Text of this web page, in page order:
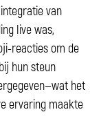
van
live was,
reacties om de
hun steun
het
ervaring maakte